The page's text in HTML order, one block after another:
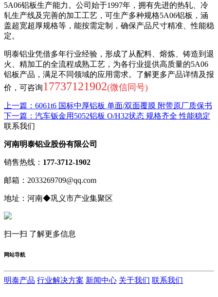
5A06铝板生产能力。公司始于1997年，拥有先进的热轧、冷
轧生产线及完善的加工工艺，可生产多种规格5A06铝板，涵
盖超宽超厚规格等，能按需定制，确保产品尺寸精准、性能稳
定。
明泰铝业凭借多年行业经验，形成了从配料、熔炼、铸造到退
火、精加工的全流程成熟工艺，为各行业提供高质量的5A06
铝板产品，满足不同领域的应用需求。了解更多产品详情及报
价，可咨询17737121902(微信同号)
上一篇：6061t6 国标中厚铝板 单面/双面覆膜 附带原厂质保书
下一篇：汽车钣金用5052铝板 O/H32状态 规格齐全 性能稳定
联系我们
河南明泰铝业股份有限公司
销售热线： 177-3712-1902
邮箱：2033269709@qq.com
地址：河南◆巩义市产业集聚区
扫一扫 了解更多信息
网站导航
明泰产品 行业解决方案 新闻中心 关于我们 联系我们